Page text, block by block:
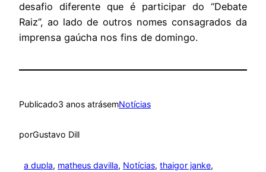
desafio diferente que é participar do “Debate
Raiz”, ao lado de outros nomes consagrados da
imprensa gaúcha nos fins de domingo.
Publicado3 anos atrásemNotícias
porGustavo Dill
a dupla, matheus davilla, Notícias, thaigor janke